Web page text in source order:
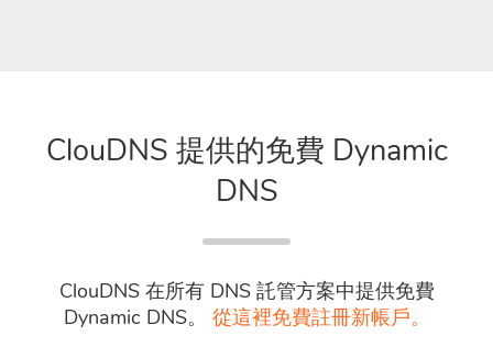
ClouDNS 提供的免費 Dynamic
DNS
ClouDNS 在所有 DNS 託管方案中提供免費
Dynamic DNS。 從這裡免費註冊新帳戶。